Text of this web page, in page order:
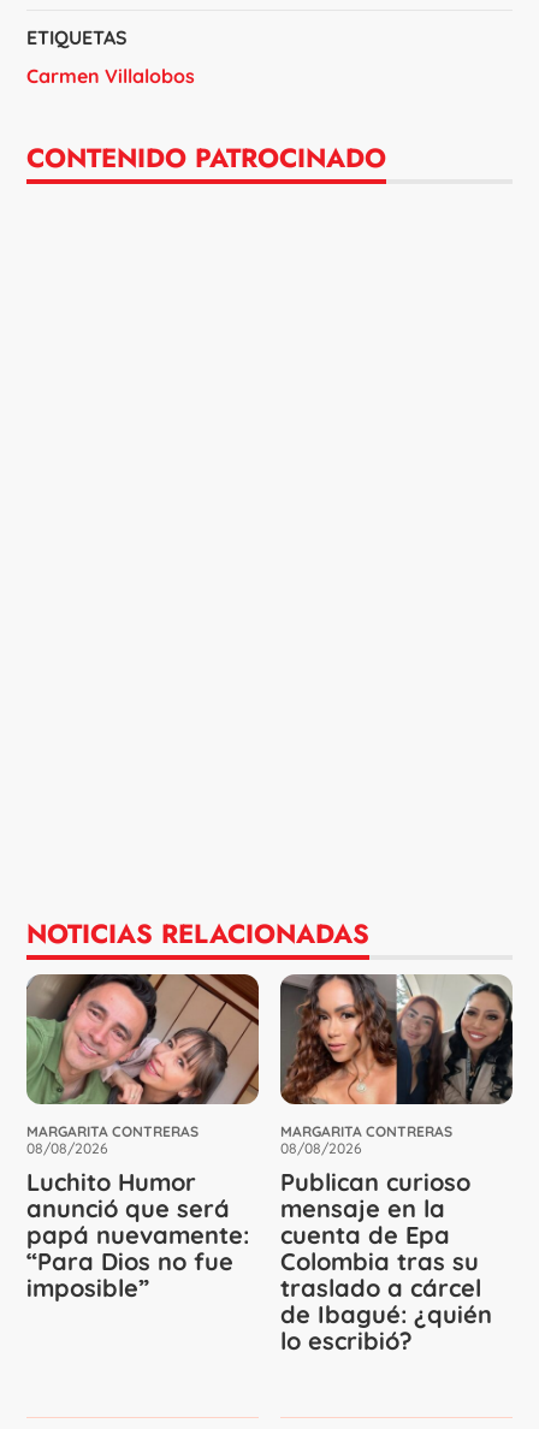
ETIQUETAS
Carmen Villalobos
CONTENIDO PATROCINADO
NOTICIAS RELACIONADAS
MARGARITA CONTRERAS
08/08/2026
Luchito Humor
anunció que será
papá nuevamente:
“Para Dios no fue
imposible”
MARGARITA CONTRERAS
08/08/2026
Publican curioso
mensaje en la
cuenta de Epa
Colombia tras su
traslado a cárcel
de Ibagué: ¿quién
lo escribió?